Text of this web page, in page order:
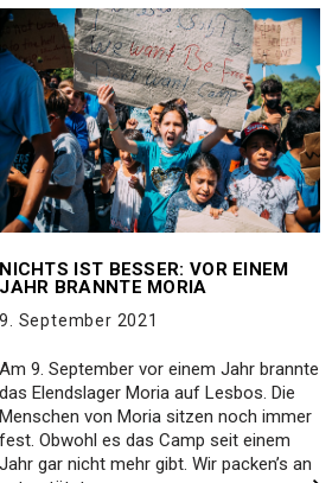
NICHTS IST BESSER: VOR EINEM
JAHR BRANNTE MORIA
9. September 2021
Am 9. September vor einem Jahr brannte
das Elendslager Moria auf Lesbos. Die
Menschen von Moria sitzen noch immer
fest. Obwohl es das Camp seit einem
Jahr gar nicht mehr gibt. Wir packen’s an